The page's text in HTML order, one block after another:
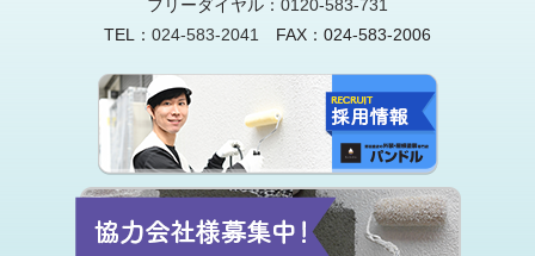
フリーダイヤル： 0120-583-731
TEL： 024-583-2041 FAX：024-583-2006